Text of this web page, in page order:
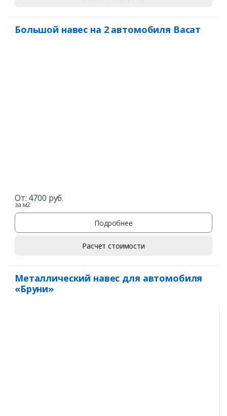
Большой навес на 2 автомобиля Васат
От: 4700 руб.
за м2
Подробнее
Расчет стоимости
Металлический навес для автомобиля
«Бруни»